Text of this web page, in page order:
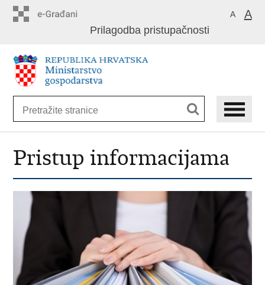
sadržaj
A A
Prilagodba pristupačnosti
Pristup informacijama